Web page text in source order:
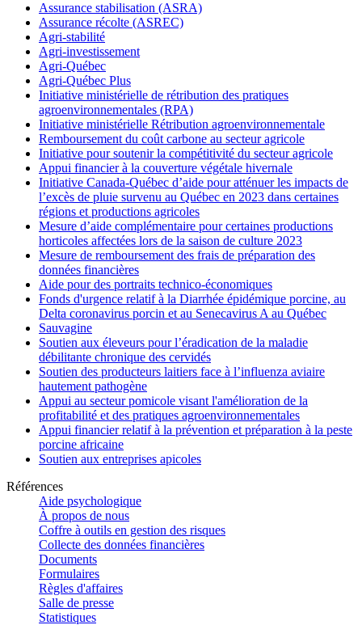
Assurance stabilisation (ASRA)
Assurance récolte (ASREC)
Agri-stabilité
Agri-investissement
Agri-Québec
Agri-Québec Plus
Initiative ministérielle de rétribution des pratiques
agroenvironnementales (RPA)
Initiative ministérielle Rétribution agroenvironnementale
Remboursement du coût carbone au secteur agricole
Initiative pour soutenir la compétitivité du secteur agricole
Appui financier à la couverture végétale hivernale
Initiative Canada-Québec d’aide pour atténuer les impacts de
l’excès de pluie survenu au Québec en 2023 dans certaines
régions et productions agricoles
Mesure d’aide complémentaire pour certaines productions
horticoles affectées lors de la saison de culture 2023
Mesure de remboursement des frais de préparation des
données financières
Aide pour des portraits technico-économiques
Fonds d'urgence relatif à la Diarrhée épidémique porcine, au
Delta coronavirus porcin et au Senecavirus A au Québec
Sauvagine
Soutien aux éleveurs pour l’éradication de la maladie
débilitante chronique des cervidés
Soutien des producteurs laitiers face à l’influenza aviaire
hautement pathogène
Appui au secteur pomicole visant l'amélioration de la
profitabilité et des pratiques agroenvironnementales
Appui financier relatif à la prévention et préparation à la peste
porcine africaine
Soutien aux entreprises apicoles
Références
Aide psychologique
À propos de nous
Coffre à outils en gestion des risques
Collecte des données financières
Documents
Formulaires
Règles d'affaires
Salle de presse
Statistiques